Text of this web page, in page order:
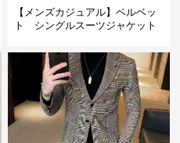
【メンズカジュアル】ベルベッ
ト シングルスーツジャケット